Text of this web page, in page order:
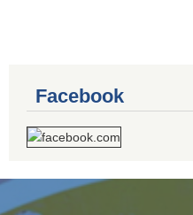
Facebook